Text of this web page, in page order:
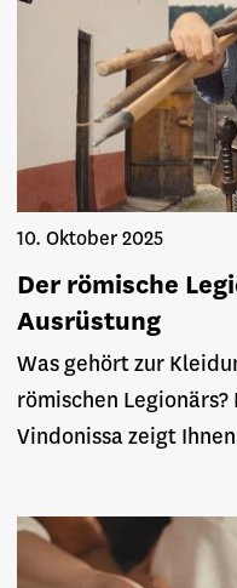
10. Oktober 2025
Der römische
Ausrüstung
Was gehört zur
römischen
Vindonissa zeigt